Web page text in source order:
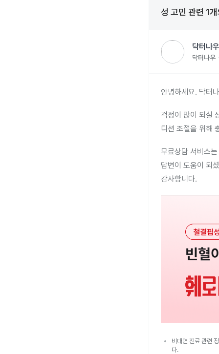
성 고민 관련 1
닥터나
닥터나우
안녕하세요. 닥터
걱정이 많이 되실
디션 조절을 위해
무료상담 서비스
답변이 도움이 되
감사합니다.
비대면 진료 관련
다.